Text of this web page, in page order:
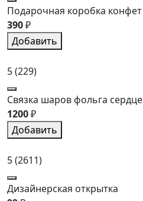
Подарочная коробка конфет
390₽
Добавить
5(229)
Связка шаров фольга сердце
1200₽
Добавить
5(2611)
Дизайнерская открытка